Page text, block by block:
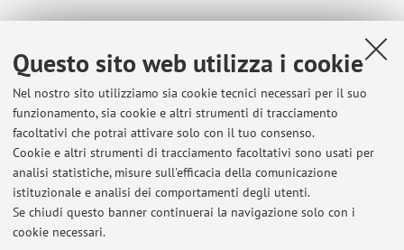
Questo sito web utilizza i cookie
Nel nostro sito utilizziamo sia cookie tecnici necessari per il suo
funzionamento, sia cookie e altri strumenti di tracciamento
facoltativi che potrai attivare solo con il tuo consenso.
Cookie e altri strumenti di tracciamento facoltativi sono usati per
analisi statistiche, misure sull'efficacia della comunicazione
istituzionale e analisi dei comportamenti degli utenti.
Se chiudi questo banner continuerai la navigazione solo con i
cookie necessari.
Dipartimento di Ingegneria dell'Energia Elettrica e
dell'Informazione "Guglielmo Marconi"
Viale del Risorgimento 2, Bologna -Vai alla mappa
Dipartimento di Ingegneria dell'Energia Elettrica e
dell'Informazione "Guglielmo Marconi"
Viale del Risorgimento 2, Bologna -
Vai alla mappa